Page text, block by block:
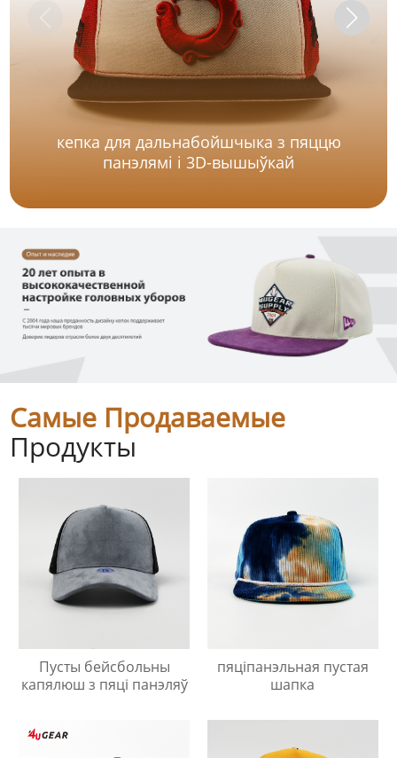
кепка для дальнабойшчыка з пяццю
панэлямі і 3D-вышыўкай
Самые Продаваемые
Продукты
Пусты бейсбольны
капялюш з пяці панэляў
пяціпанэльная пустая
шапка